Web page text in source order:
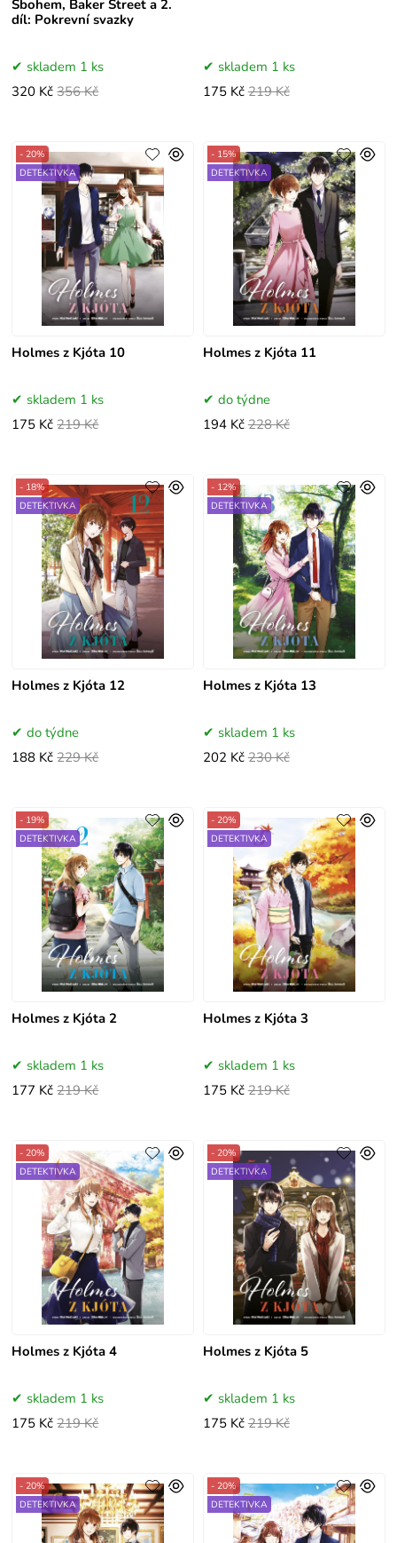
Sbohem, Baker Street a 2.
díl: Pokrevní svazky
skladem 1 ks
320 Kč 356 Kč
skladem 1 ks
175 Kč 219 Kč
Holmes z Kjóta 10
- 20%
DETEKTIVKA
skladem 1 ks
175 Kč 219 Kč
Holmes z Kjóta 11
- 15%
DETEKTIVKA
do týdne
194 Kč 228 Kč
Holmes z Kjóta 12
- 18%
DETEKTIVKA
do týdne
188 Kč 229 Kč
Holmes z Kjóta 13
- 12%
DETEKTIVKA
skladem 1 ks
202 Kč 230 Kč
Holmes z Kjóta 2
- 19%
DETEKTIVKA
skladem 1 ks
177 Kč 219 Kč
Holmes z Kjóta 3
- 20%
DETEKTIVKA
skladem 1 ks
175 Kč 219 Kč
Holmes z Kjóta 4
- 20%
DETEKTIVKA
skladem 1 ks
175 Kč 219 Kč
Holmes z Kjóta 5
- 20%
DETEKTIVKA
skladem 1 ks
175 Kč 219 Kč
- 20%
DETEKTIVKA
- 20%
DETEKTIVKA